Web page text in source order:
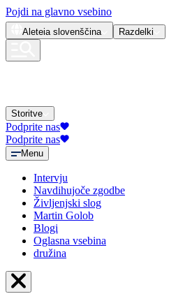
Pojdi na glavno vsebino
Aleteia slovenščina Razdelki
Storitve
Podprite nas
Podprite nas
Menu
Intervju
Navdihujoče zgodbe
Življenjski slog
Martin Golob
Blogi
Oglasna vsebina
družina